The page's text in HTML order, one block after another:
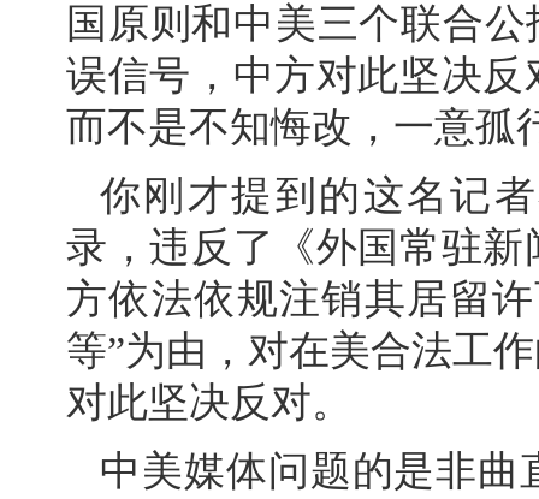
国原则和中美三个联合
误信号，中方对此坚决
而不是不知悔改，一意孤
你刚才提到的这名记
录，违反了《外国常驻
方依法依规注销其居留
等”为由，对在美合法工
对此坚决反对。
中美媒体问题的是非